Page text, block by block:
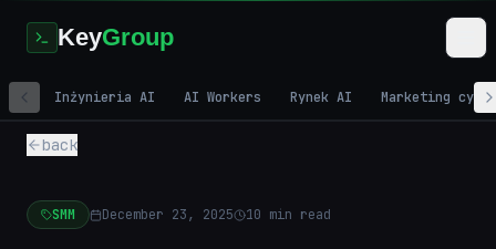
KeyGroup
Inżynieria AI AI Workers Rynek AI Marketing
back
SMM December 23, 2025 10 min read